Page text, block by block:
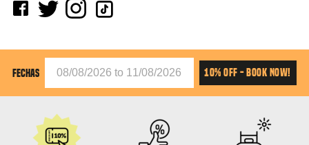
FECHAS 10% OFF - BOOK NOW!